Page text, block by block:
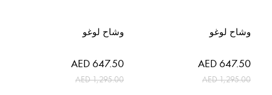
وشاح لوغو
السعر
AED 647.50
AED 1,295.00
وشاح لوغو
السعر
AED 647.50
AED 1,295.00